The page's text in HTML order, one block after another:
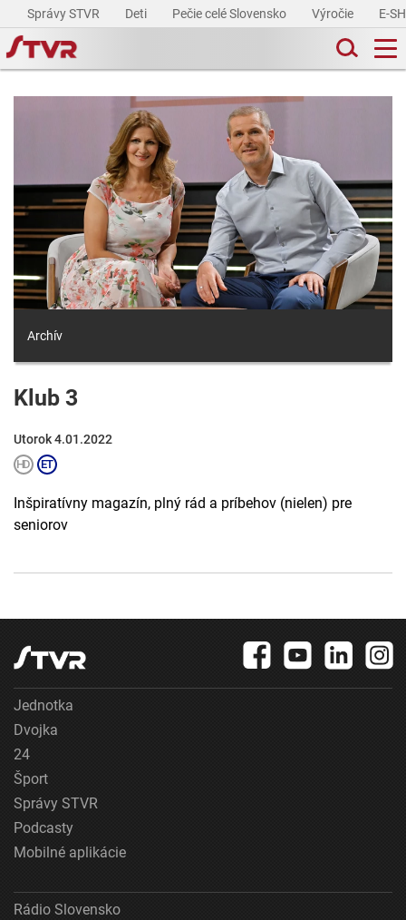
Správy STVR Deti Pečie celé Slovensko Výročie E-
Archív
Klub 3
Utorok 4.01.2022
Inšpiratívny magazín, plný rád a príbehov (nielen) pre
seniorov
Jednotka
Dvojka
24
Šport
Správy STVR
Podcasty
Mobilné aplikácie
Rádio Slovensko